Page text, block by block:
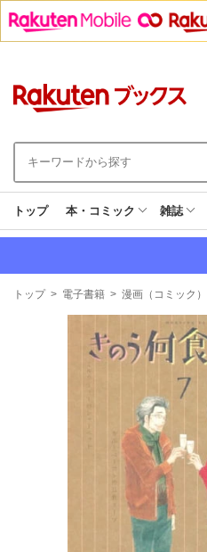
トップ 本・コミック 雑誌
現
トップ > 電子書籍 > 漫画（コミック）